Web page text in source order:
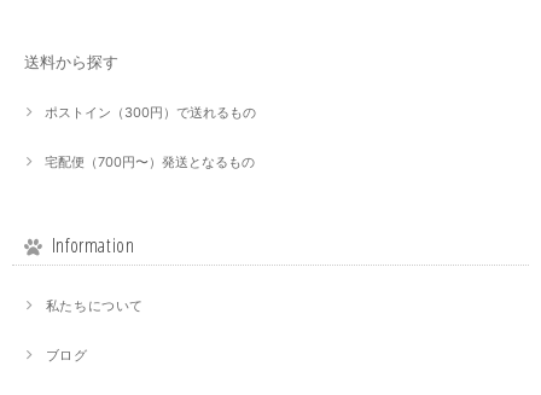
送料から探す
ポストイン（300円）で送れるもの
宅配便（700円〜）発送となるもの
Information
私たちについて
ブログ